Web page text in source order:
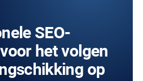
SEO-
het volgen
op